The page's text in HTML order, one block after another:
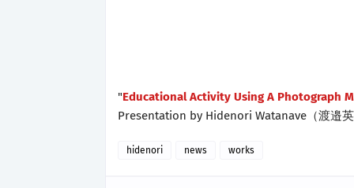
"Educational Activity Using A Photograph
Presentation by Hidenori Watanave（渡邉
hidenori news works